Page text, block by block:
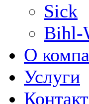
Sick
Bihl-
О
Услуги